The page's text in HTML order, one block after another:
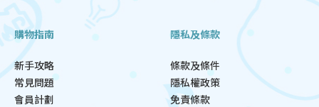
購物指南
新手攻略
常見問題
會員計劃
隱私及條款
條款及條件
隱私權政策
免責條款